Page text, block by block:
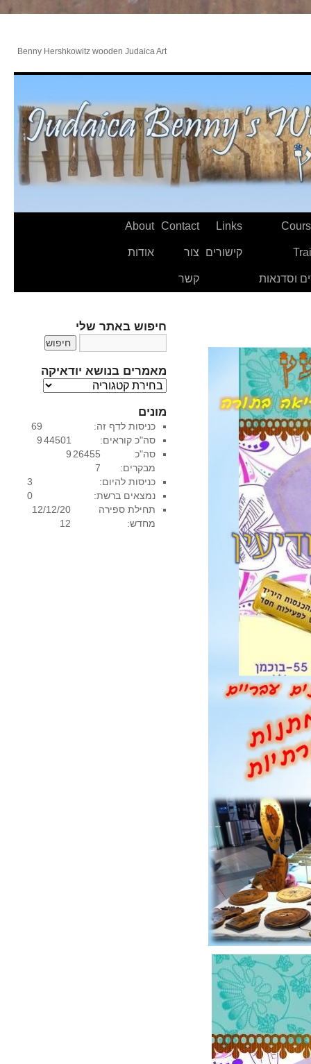
Benny Hershkowitz wooden Judaica Art
וסדנאות
Links
קישורים
Contact
צור
קשר
About
אודות
חיפוש באתר שלי
מאמרים בנושא יודאיקה
מ
מ
ר
י
ם
נ
ו
ש
מונים
69
9
כניסות לדף זה:
44501
9
סה"כ קוראים:
26455
7
סה"כ
מבקרים:
3
כניסות להיום:
0
נמצאים ברשת:
12/12/20
12
תחילת ספירה
מחדש: